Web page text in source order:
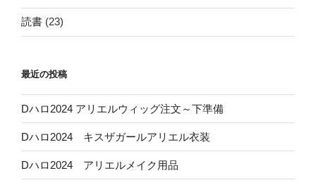
読書 (23)
最近の投稿
Dハロ2024 アリエルウィッグ注文～下準備
Dハロ2024 キスザガールアリエル衣装
Dハロ2024 アリエルメイク用品